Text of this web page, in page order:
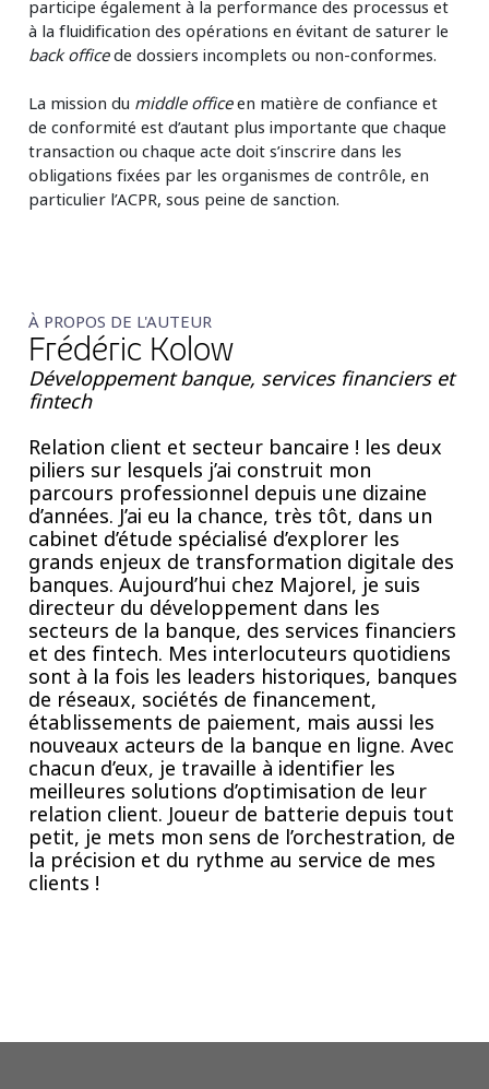
participe également à la performance des processus et
à la fluidification des opérations en évitant de saturer le
back officede dossiers incomplets ou non-conformes.
La mission du middle officeen matière de confiance et
de conformité est d’autant plus importante que chaque
transaction ou chaque acte doit s’inscrire dans les
obligations fixées par les organismes de contrôle, en
particulier l’ACPR, sous peine de sanction.
À PROPOS DE L'AUTEUR
Frédéric Kolow
Développement banque, services financiers et
fintech
Relation client et secteur bancaire ! les deux
piliers sur lesquels j’ai construit mon
parcours professionnel depuis une dizaine
d’années. J’ai eu la chance, très tôt, dans un
cabinet d’étude spécialisé d’explorer les
grands enjeux de transformation digitale des
banques. Aujourd’hui chez Majorel, je suis
directeur du développement dans les
secteurs de la banque, des services financiers
et des fintech. Mes interlocuteurs quotidiens
sont à la fois les leaders historiques, banques
de réseaux, sociétés de financement,
établissements de paiement, mais aussi les
nouveaux acteurs de la banque en ligne. Avec
chacun d’eux, je travaille à identifier les
meilleures solutions d’optimisation de leur
relation client. Joueur de batterie depuis tout
petit, je mets mon sens de l’orchestration, de
la précision et du rythme au service de mes
clients !